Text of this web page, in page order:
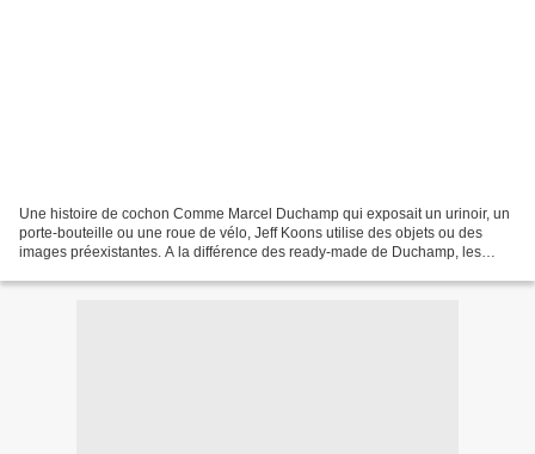
Une histoire de cochon Comme Marcel Duchamp qui exposait un urinoir, un
porte-bouteille ou une roue de vélo, Jeff Koons utilise des objets ou des
images préexistantes. A la différence des ready-made de Duchamp, les